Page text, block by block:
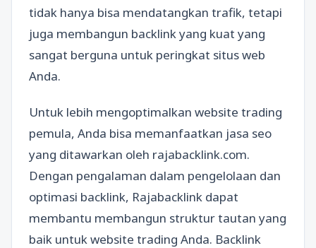
tidak hanya bisa mendatangkan trafik, tetapi
juga membangun backlink yang kuat yang
sangat berguna untuk peringkat situs web
Anda.
Untuk lebih mengoptimalkan website trading
pemula, Anda bisa memanfaatkan jasa seo
yang ditawarkan oleh rajabacklink.com.
Dengan pengalaman dalam pengelolaan dan
optimasi backlink, Rajabacklink dapat
membantu membangun struktur tautan yang
baik untuk website trading Anda. Backlink